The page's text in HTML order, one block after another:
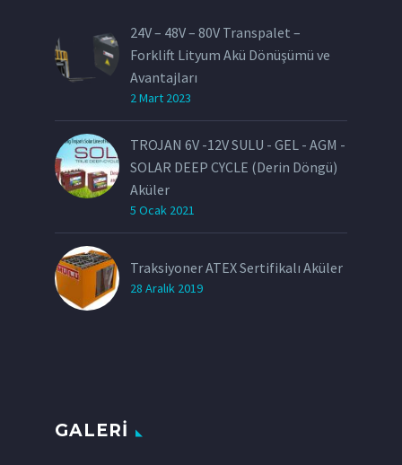
24V – 48V – 80V Transpalet –
Forklift Lityum Akü Dönüşümü ve
Avantajları
2 Mart 2023
TROJAN 6V -12V SULU - GEL - AGM -
SOLAR DEEP CYCLE (Derin Döngü)
Aküler
5 Ocak 2021
Traksiyoner ATEX Sertifikalı Aküler
28 Aralık 2019
GALERI